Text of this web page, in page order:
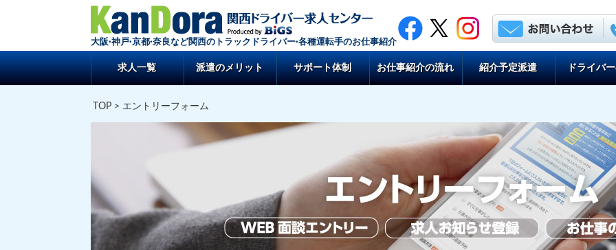
大阪·神戸·京都·奈良など関西のトラックドライバー·各種運転手のお仕事紹介
求人一覧 派遣のメリット サポート体制 お仕事紹介の流れ 紹介予定派遣 ドライバ
TOP> エントリーフォーム